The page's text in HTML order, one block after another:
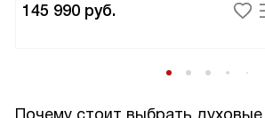
145 990 руб.
Почему стоит выбрать